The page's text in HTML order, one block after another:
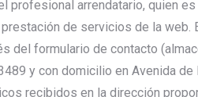
profesional arrendatario, quien
de servicios de la web.
del formulario de contacto
y con domicilio en Avenida de
recibidos en la dirección